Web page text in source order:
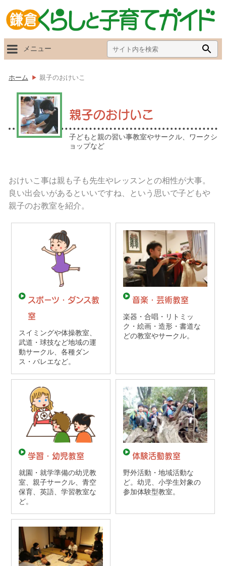
Search
for:
メニュー
ホーム 親子のおけいこ
親子のおけいこ
子どもと親の習い事教室やサークル、ワークシ
ョップなど
おけいこ事は親も子も先生やレッスンとの相性が大事。
良い出会いがあるといいですね、という思いで子どもや
親子のお教室を紹介。
スポーツ・ダンス教
室
スイミングや体操教室、
武道・球技など地域の運
動サークル、各種ダン
ス・バレエなど。
音楽・芸術教室
楽器・合唱・リトミッ
ク・絵画・造形・書道な
どの教室やサークル。
学習・幼児教室
就園・就学準備の幼児教
室、親子サークル、青空
保育、英語、学習教室な
ど。
体験活動教室
野外活動・地域活動な
ど。幼児、小学生対象の
参加体験型教室。